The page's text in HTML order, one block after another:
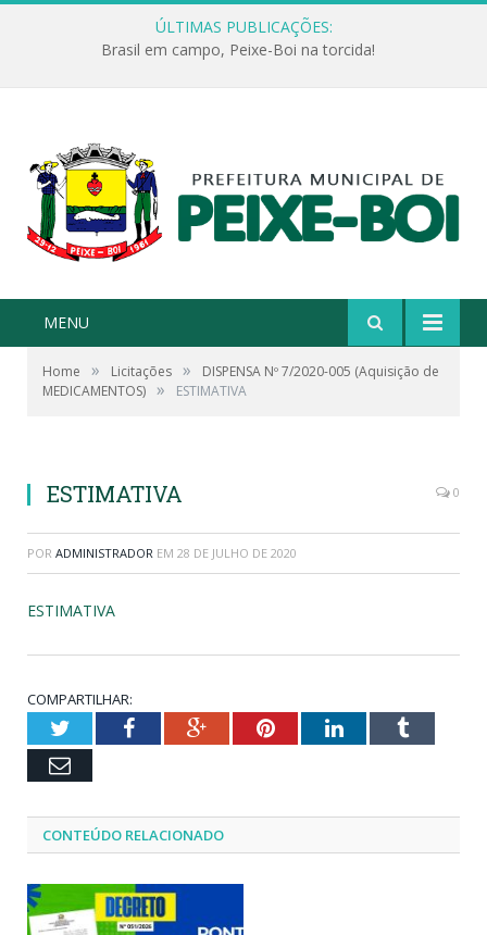
ÚLTIMAS PUBLICAÇÕES:
Brasil em campo, Peixe-Boi na torcida!
MENU
Home » Licitações »
DISPENSA Nº 7/2020-005 (Aquisição de
MEDICAMENTOS) » ESTIMATIVA
ESTIMATIVA 0
POR ADMINISTRADOR EM 28 DE JULHO DE 2020
ESTIMATIVA
COMPARTILHAR:
TwitterFacebookGoogle+PinterestLinkedInTumblr
Email
CONTEÚDO RELACIONADO